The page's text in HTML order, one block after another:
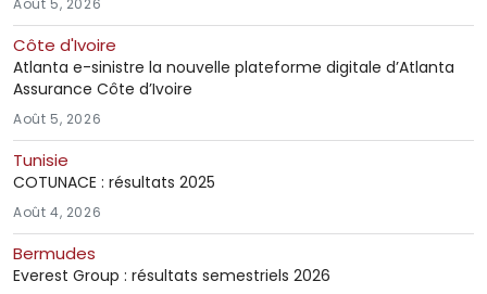
Côte d'Ivoire
Atlanta e-sinistre la nouvelle plateforme digitale d’Atlanta
Assurance Côte d’Ivoire
Août 5, 2026
Tunisie
COTUNACE : résultats 2025
Août 4, 2026
Bermudes
Everest Group : résultats semestriels 2026